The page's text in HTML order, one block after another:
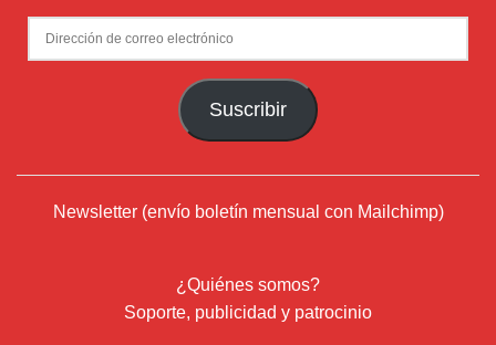
Dirección
de
Suscribir
Newsletter (envío boletín mensual con Mailchimp)
¿Quiénes somos?
Soporte, publicidad y patrocinio